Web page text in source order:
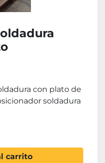
con plato de
soldadura
carrito